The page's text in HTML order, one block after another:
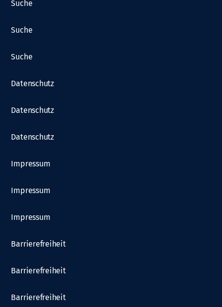
Suche
Suche
Suche
Datenschutz
Datenschutz
Datenschutz
Impressum
Impressum
Impressum
Barrierefreiheit
Barrierefreiheit
Barrierefreiheit